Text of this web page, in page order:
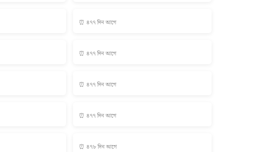
⏰ ৪৭৭ দিন আগে
⏰ ৪৭৭ দিন আগে
⏰ ৪৭৭ দিন আগে
⏰ ৪৭৭ দিন আগে
⏰ ৪৭৮ দিন আগে